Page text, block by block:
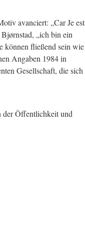
avanciert: „Car Je est
„ich bin ein
können fließend sein wie
Angaben 1984 in
Gesellschaft, die sich
der Öffentlichkeit und